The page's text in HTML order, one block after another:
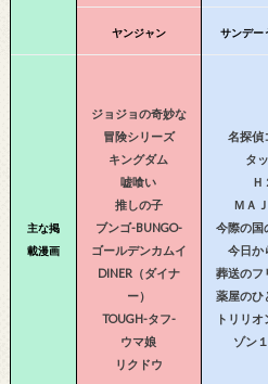
ヤンジャン サンデー
主な掲
載漫画
ジョジョの奇妙な
冒険シリーズ
キングダム
嘘喰い
推しの子
ブンゴ-BUNGO-
ゴールデンカムイ
DINER（ダイナ
ー）
TOUGH-タフ-
ウマ娘
リクドウ
名探偵
タ
Ｈ
ＭＡ
今際の国
今日か
葬送のフ
薬屋のひ
トリリ
ゾン